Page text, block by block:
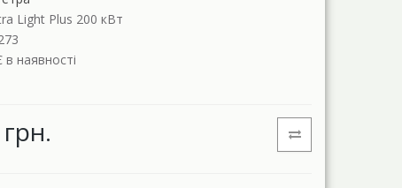
Light Plus 200 кВт
в наявності